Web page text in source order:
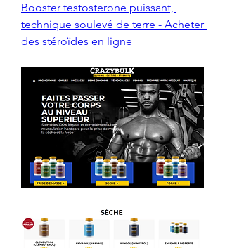
Booster testosterone puissant,
technique soulevé de terre - Acheter
des stéroïdes en ligne